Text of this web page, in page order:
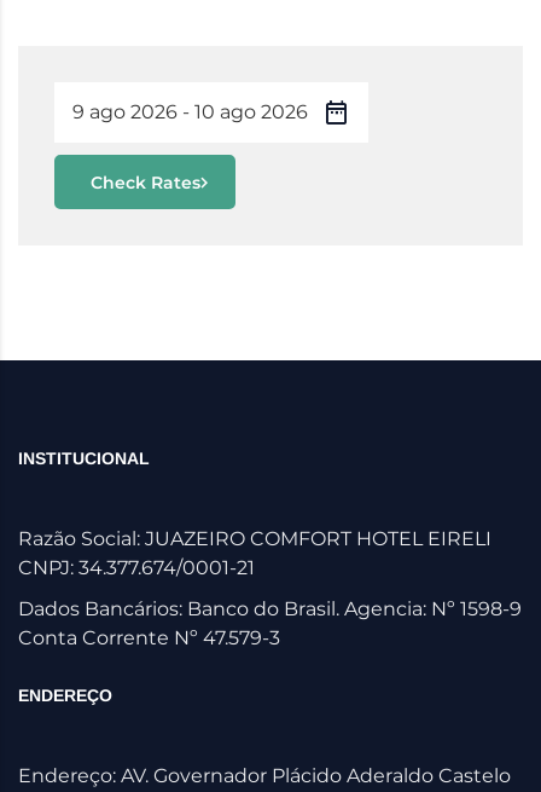
Check Rates
INSTITUCIONAL
Razão Social: JUAZEIRO COMFORT HOTEL EIRELI
CNPJ: 34.377.674/0001-21
Dados Bancários: Banco do Brasil. Agencia: Nº 1598-9
Conta Corrente Nº 47.579-3
ENDEREÇO
Endereço: AV. Governador Plácido Aderaldo Castelo